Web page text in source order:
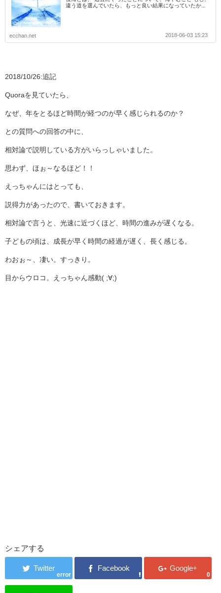
違う道を選んでいたら、もっと良い結果になっていたか...
ecchan.net 2018-06-03 15:23
2018/10/26:追記
Quoraを見ていたら、
なぜ、年をとるほど時間が経つのが早く感じられるのか？
との質問への回答の中に、
相対論で説明している方がいらっしゃいました。
思わず、ほぉ～なるほど！！
えっちゃんにはとっても、
説得力があったので、書いておきます。
相対論で言うと、光速に近づくほど、時間の進みが遅くなる。
子どもの頃は、成長が早く時間の経過が遅く、長く感じる。
わおぉ～、凄い。すっきり。
目からウロコ。えっちゃん感動( ;∀;)
シェアする
error 0